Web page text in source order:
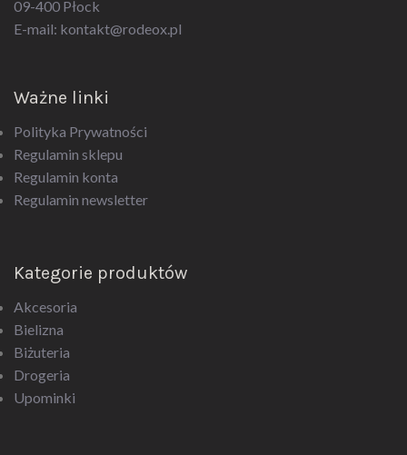
E-mail: kontakt@rodeox.pl
Polityka Prywatności
Regulamin sklepu
Regulamin konta
Regulamin newsletter
Akcesoria
Bielizna
Biżuteria
Drogeria
Upominki